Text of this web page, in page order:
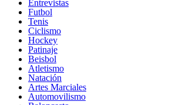
Entrevistas
Futbol
Tenis
Ciclismo
Hockey
Patinaje
Beisbol
Atletismo
Natación
Artes Marciales
Automovilismo